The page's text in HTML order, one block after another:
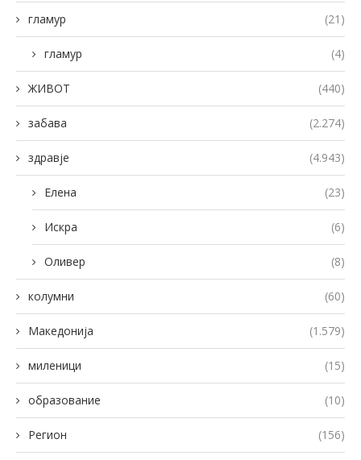
гламур (21)
гламур (4)
ЖИВОТ (440)
забава (2.274)
здравје (4.943)
Елена (23)
Искра (6)
Оливер (8)
колумни (60)
Македонија (1.579)
миленици (15)
образование (10)
Регион (156)